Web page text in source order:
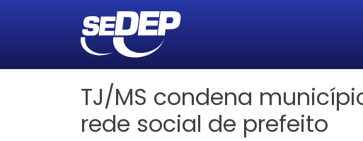
TJ/MS condena
rede social de prefeito